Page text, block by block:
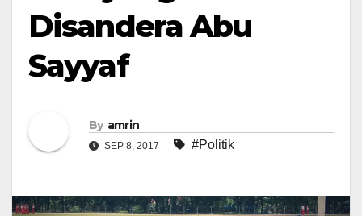
Disandera Abu
Sayyaf
By amrin
SEP 8, 2017 #Politik